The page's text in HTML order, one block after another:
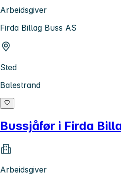
Arbeidsgiver
Firda Billag Buss AS
Sted
Balestrand
Bussjåfør i Firda
Arbeidsgiver